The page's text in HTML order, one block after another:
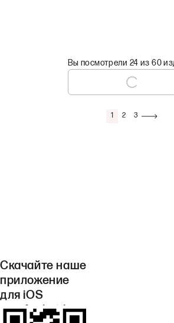
Вы посмотрели 24 из 60
1 2 3
Скачайте наше
приложение
для iOS
или Android.